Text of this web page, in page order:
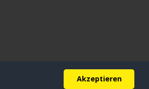
Akzeptieren